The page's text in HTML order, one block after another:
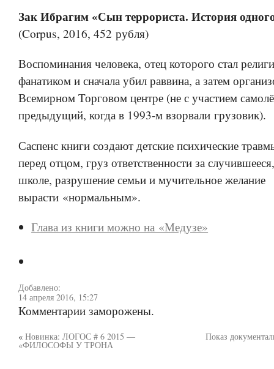
Зак Ибрагим «Сын террориста. История
(Corpus, 2016, 452 рубля)
Воспоминания человека, отец которого стал
фанатиком и сначала убил раввина, а затем
Всемирном Торговом центре (не с участием
предыдущий, когда в 1993-м взорвали грузовик).
Саспенс книги создают детские психические
перед отцом, груз ответственности за
школе, разрушение семьи и мучительное желание
вырасти «нормальным».
Глава из книги можно на «Медузе»
Добавлено:
14 апреля 2016, 15:27
Комментарии заморожены.
« Новинка: ЛОГОС # 6 2015 —
«ФИЛОСОФЫ У ТРОНА
Показ